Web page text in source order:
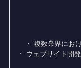
・ 複数業界にお
・ ウェブサイト開